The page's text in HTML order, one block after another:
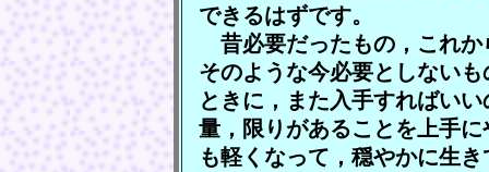
できるはずです。
昔必要だったもの，これか
そのような今必要としない
ときに，また入手すればい
量，限りがあることを上手
も軽くなって，穏やかに生